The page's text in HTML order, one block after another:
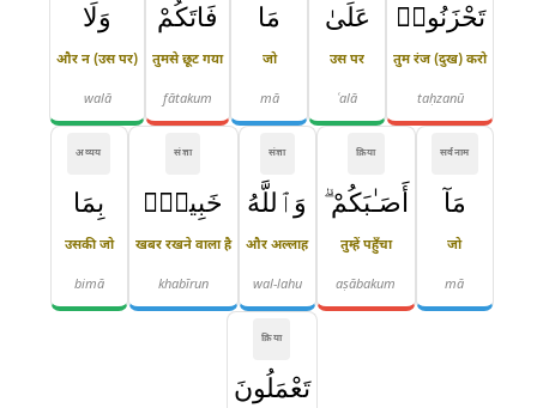
تَحْزَنُوا۟
तुम रंज (दुख) करो
taḥzanū
عَلَىٰ
उस पर
ʿalā
مَا
जो
mā
فَاتَكُمْ
तुमसे छूट गया
fātakum
وَلَا
और न (उस पर)
walā
सर्वनाम
مَآ
जो
mā
क्रिया
أَصَـٰبَكُمْ ۗ
तुम्हें पहुँचा
aṣābakum
संज्ञा
وَٱللَّهُ
और अल्लाह
wal-lahu
संज्ञा
خَبِيرٌۢ
खबर रखने वाला है
khabīrun
अव्यय
بِمَا
उसकी जो
bimā
क्रिया
تَعْمَلُونَ